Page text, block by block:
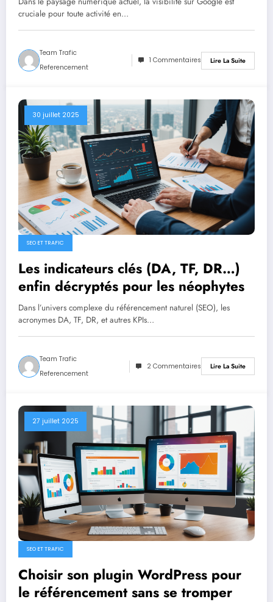
cruciale pour toute activité en…
Team Trafic
Referencement
1 Commentaires Lire La Suite
30 juillet 2025
SEO ET TRAFIC
Les indicateurs clés (DA, TF, DR…)
enfin décryptés pour les néophytes
Dans l’univers complexe du référencement naturel (SEO), les
acronymes DA, TF, DR, et autres KPIs…
Team Trafic
Referencement
2 Commentaires Lire La Suite
27 juillet 2025
SEO ET TRAFIC
Choisir son plugin WordPress pour
le référencement sans se tromper